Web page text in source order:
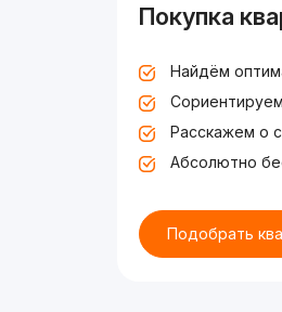
Покупка
Найдём
Расскажем о
Абсолютно
Подобрать